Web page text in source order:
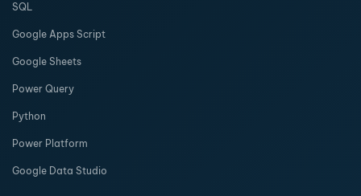
SQL
Google Apps Script
Google Sheets
Power Query
Python
Power Platform
Google Data Studio